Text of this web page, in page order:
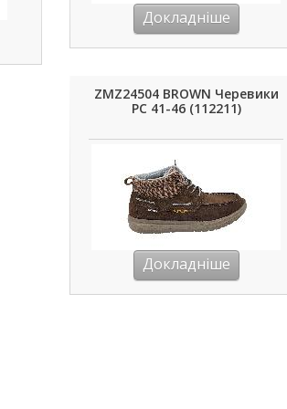
Докладніше
ZMZ24504 BROWN Черевики
РС 41-46 (112211)
Докладніше